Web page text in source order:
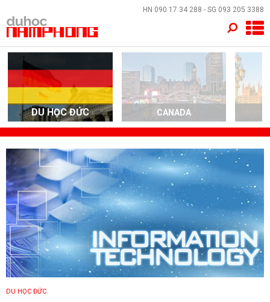
HN 090 17 34 288 - SG 093 205 3388
DU HỌC ĐỨC CANADA
DU HỌC ĐỨC
×
TRANG CHỦ
QUỐC GIA
EVENTS
DỊCH VỤ
VỀ NAM PHONG
LIÊN HỆ